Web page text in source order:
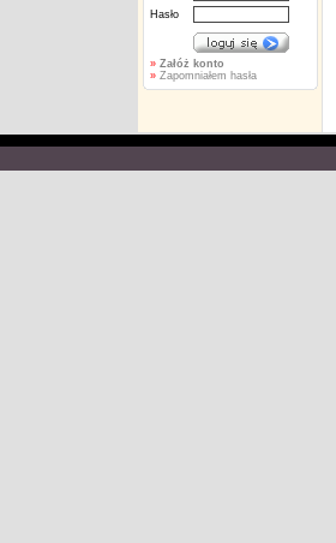
Hasło
» Załóż konto
»Zapomniałem hasła